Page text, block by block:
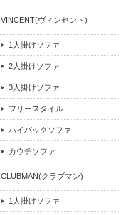
VINCENT(ヴィンセント)
1人掛けソファ
2人掛けソファ
3人掛けソファ
フリースタイル
ハイバックソファ
カウチソファ
CLUBMAN(クラブマン)
1人掛けソファ